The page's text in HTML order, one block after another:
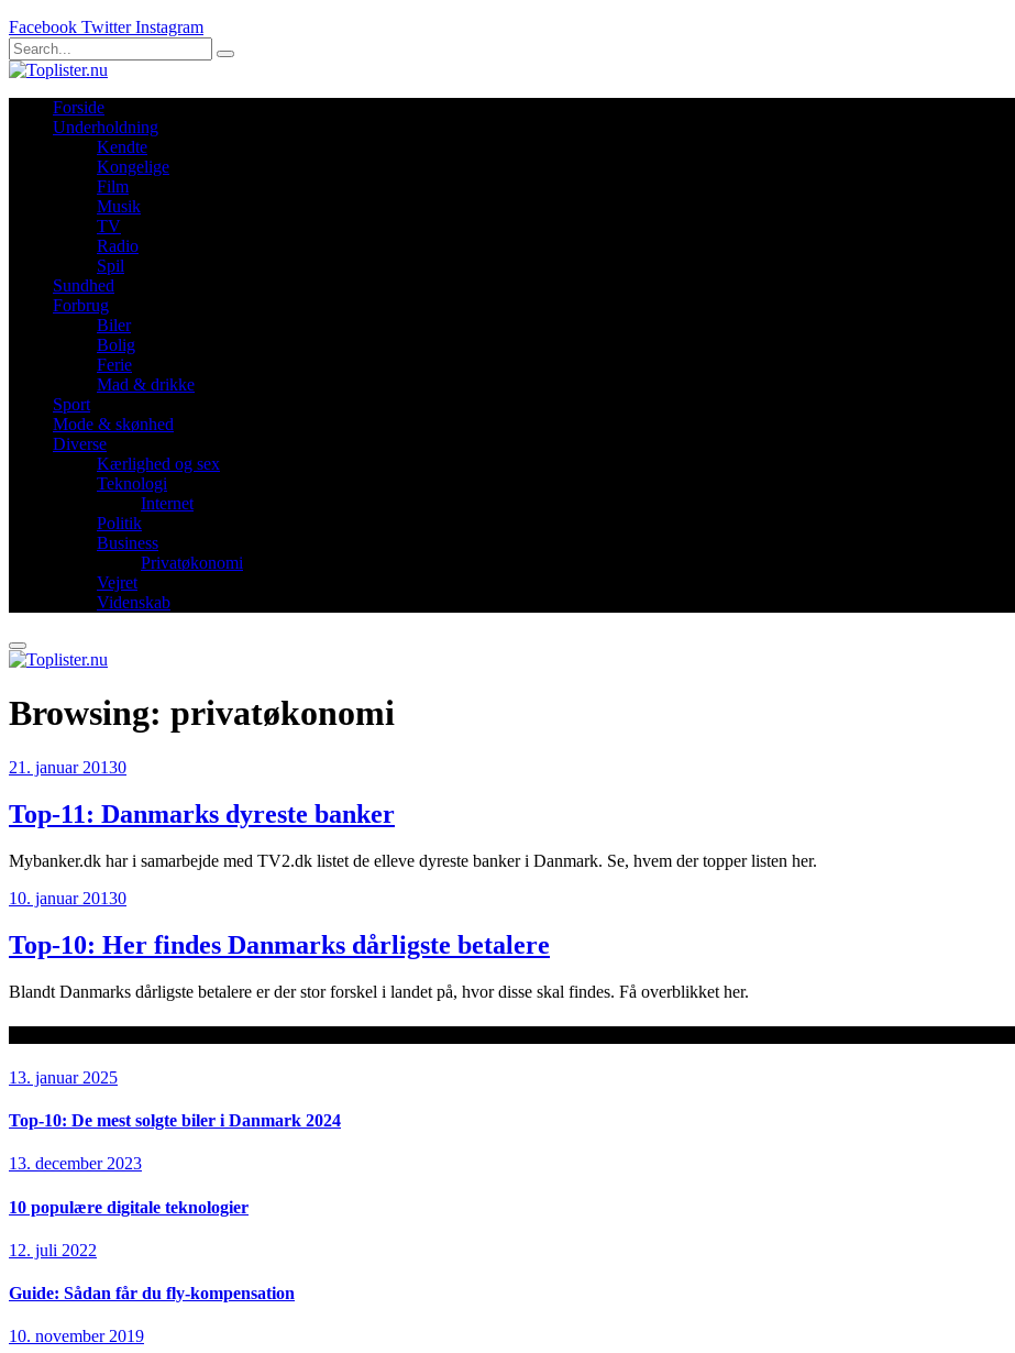
Facebook Twitter Instagram
Forside
Underholdning
Kendte
Kongelige
Film
Musik
TV
Radio
Spil
Sundhed
Forbrug
Biler
Bolig
Ferie
Mad & drikke
Sport
Mode & skønhed
Diverse
Kærlighed og sex
Teknologi
Internet
Politik
Business
Privatøkonomi
Vejret
Videnskab
Browsing: privatøkonomi
21. januar 20130
Top-11: Danmarks dyreste banker
Mybanker.dk har i samarbejde med TV2.dk listet de elleve dyreste banker i Danmark. Se, hvem der topper listen her.
10. januar 20130
Top-10: Her findes Danmarks dårligste betalere
Blandt Danmarks dårligste betalere er der stor forskel i landet på, hvor disse skal findes. Få overblikket her.
13. januar 2025
Top-10: De mest solgte biler i Danmark 2024
13. december 2023
10 populære digitale teknologier
12. juli 2022
Guide: Sådan får du fly-kompensation
10. november 2019